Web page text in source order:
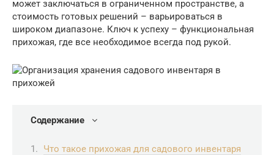
может заключаться в ограниченном пространстве, а
стоимость готовых решений – варьироваться в
широком диапазоне. Ключ к успеху – функциональная
прихожая, где все необходимое всегда под рукой.
Содержание
Что такое прихожая для садового инвентаря